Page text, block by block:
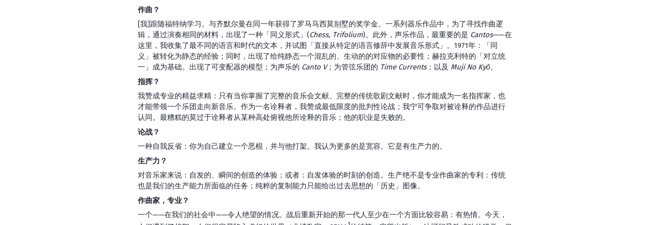
作曲？
[我]跟随福特纳学习。与齐默尔曼在同一年获得了罗马马西莫别墅的奖学金。一系列器乐作品中，为了寻找作曲逻
辑，通过演奏相同的材料，出现了一种「同义形式」(Chess, Trifolium)。此外，声乐作品，最重要的是 Cantos——在
这里，我收集了最不同的语言和时代的文本，并试图「直接从特定的语言修辞中发展音乐形式」。1971年：「同
义」被转化为静态的经验；同时，出现了给纯静态一个混乱的、生动的的对应物的必要性；赫拉克利特的「对立统
一」成为基础。出现了可变配器的模型；为声乐的 Canto V；为管弦乐团的 Time Currents；以及 Muji No Kyō。
指挥？
我赞成专业的精益求精：只有当你掌握了完整的音乐会文献、完整的传统歌剧文献时，你才能成为一名指挥家，也
才能带领一个乐团走向新音乐。作为一名诠释者，我赞成最低限度的批判性论战；我宁可争取对被诠释的作品进行
认同。最糟糕的莫过于诠释者从某种高处俯视他所诠释的音乐；他的职业是失败的。
论战？
一种自我反省：你为自己建立一个恶棍，并与他打架。我认为更多的是宽容。它是有生产力的。
生产力？
对音乐家来说：自发的、瞬间的创造的体验；或者：自发体验的时刻的创造。生产绝不是专业作曲家的专利：传统
也是我们的生产能力所面临的任务；纯粹的复制能力只能给出过去思想的「历史」图像。
作曲家，专业？
一个——在我们的社会中——令人绝望的情况。战后重新开始的那一代人至少在一个方面比较容易：有热情。今天，